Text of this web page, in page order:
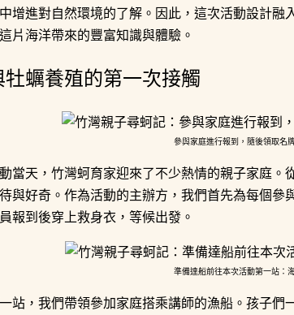
增進對自然環境的了解。因此，這次活動設計融
片海洋帶來的豐富知識與體驗。
牡蠣養殖的第一次接觸
參與家庭進行報到，隨後領取名
當天，竹灣蚵育家迎來了不少熱情的親子家庭。
與好奇。作為活動的主辦方，我們首先為每個參
報到後穿上救身衣，等候出發。
準備達船前往本次活動第一站：
站，我們帶領參加家庭搭乘講師的漁船。孩子們